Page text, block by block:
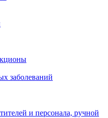
заболеваний
и персонала, ручной